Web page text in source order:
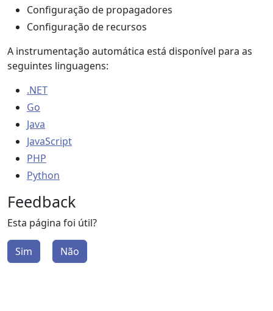
Configuração de propagadores
Configuração de recursos
A instrumentação automática está disponível para as
seguintes linguagens:
.NET
Go
Java
JavaScript
PHP
Python
Feedback
Esta página foi útil?
Sim Não